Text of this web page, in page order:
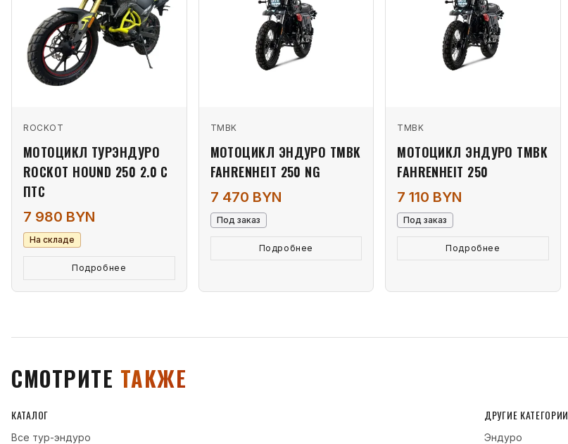
ROCKOT
МОТОЦИКЛ ТУРЭНДУРО
ROCKOT HOUND 250 2.0 С
ПТС
7 980 BYN
На складе
Подробнее
TMBK
МОТОЦИКЛ ЭНДУРО TMBK
FAHRENHEIT 250 NG
7 470 BYN
Под заказ
Подробнее
TMBK
МОТОЦИКЛ ЭНДУРО TMBK
FAHRENHEIT 250
7 110 BYN
Под заказ
Подробнее
СМОТРИТЕ ТАКЖЕ
КАТАЛОГ
Все тур-эндуро
ДРУГИЕ КАТЕГОРИИ
Эндуро